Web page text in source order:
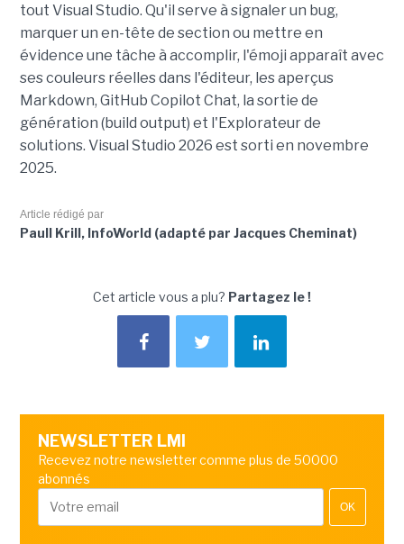
tout Visual Studio. Qu'il serve à signaler un bug,
marquer un en-tête de section ou mettre en
évidence une tâche à accomplir, l'émoji apparaît avec
ses couleurs réelles dans l'éditeur, les aperçus
Markdown, GitHub Copilot Chat, la sortie de
génération (build output) et l'Explorateur de
solutions. Visual Studio 2026 est sorti en novembre
2025.
Article rédigé par
Paull Krill, InfoWorld (adapté par Jacques Cheminat)
Cet article vous a plu? Partagez le !
NEWSLETTER LMI
Recevez notre newsletter comme plus de 50000
abonnés
OK